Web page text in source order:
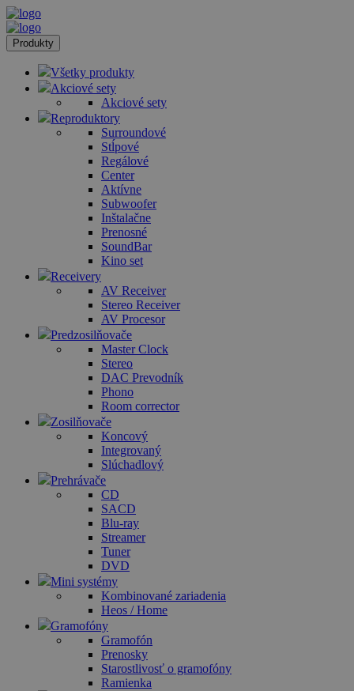
Produkty
Všetky produkty
Akciové sety
Akciové sety
Reproduktory
Surroundové
Stĺpové
Regálové
Center
Aktívne
Subwoofer
Inštalačne
Prenosné
SoundBar
Kino set
Receivery
AV Receiver
Stereo Receiver
AV Procesor
Predzosilňovače
Master Clock
Stereo
DAC Prevodník
Phono
Room corrector
Zosilňovače
Koncový
Integrovaný
Slúchadlový
Prehrávače
CD
SACD
Blu-ray
Streamer
Tuner
DVD
Mini systémy
Kombinované zariadenia
Heos / Home
Gramofóny
Gramofón
Prenosky
Starostlivosť o gramofóny
Ramienka